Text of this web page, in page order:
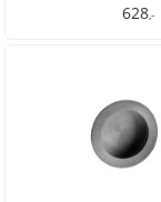
628,-